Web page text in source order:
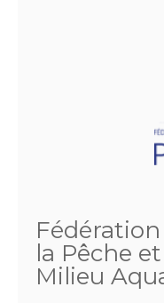
la Pêche
Milieu